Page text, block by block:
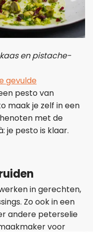
en pistache-
gevulde
pesto van
maak je zelf in een
met de
je pesto is klaar.
in gerechten,
Zo ook in een
andere peterselie
voor